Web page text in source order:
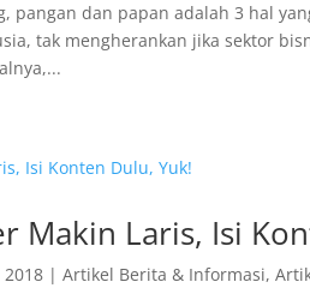
pangan dan papan adalah 3 hal
tak mengherankan jika sektor
Makin Laris, Isi
2018 |Artikel Berita & Informasi,